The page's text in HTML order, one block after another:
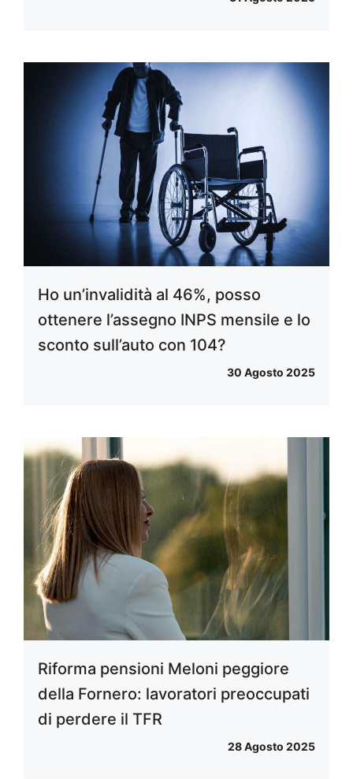
Ho un’invalidità al 46%, posso
ottenere l’assegno INPS mensile e lo
sconto sull’auto con 104?
30 Agosto 2025
Riforma pensioni Meloni peggiore
della Fornero: lavoratori preoccupati
di perdere il TFR
28 Agosto 2025